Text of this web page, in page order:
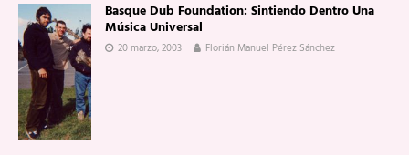
Basque Dub Foundation: Sintiendo Dentro Una
Música Universal
20 marzo, 2003 Florián Manuel Pérez Sánchez